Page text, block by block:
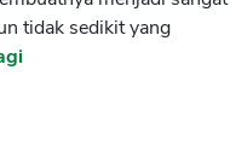
tidak sedikit yang